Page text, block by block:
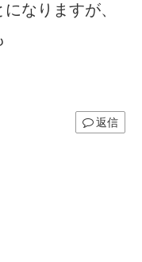
なりますが、
返信